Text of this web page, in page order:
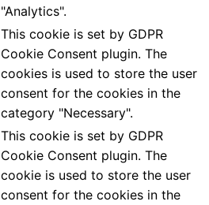
"Analytics".
This cookie is set by GDPR
Cookie Consent plugin. The
cookies is used to store the user
consent for the cookies in the
category "Necessary".
This cookie is set by GDPR
Cookie Consent plugin. The
cookie is used to store the user
consent for the cookies in the